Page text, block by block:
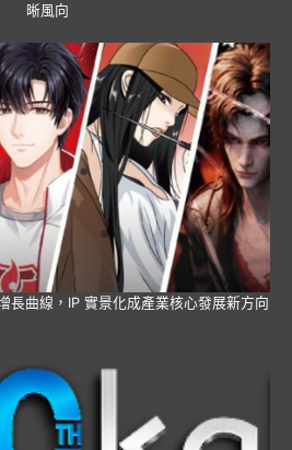
晰風向
長曲線，IP 實景化成產業核心發展新方向